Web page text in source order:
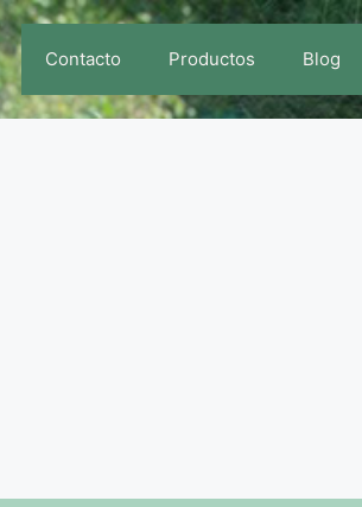
Contacto Productos Blog